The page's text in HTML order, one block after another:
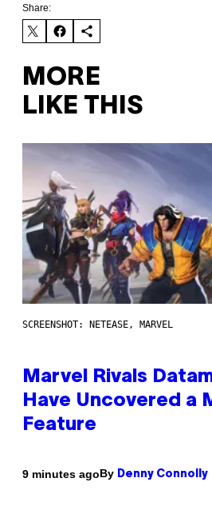
Share:
MORE
LIKE THIS
SCREENSHOT: NETEASE, MARVEL
Marvel Rivals
Have Uncovered a
Feature
9 minutes agoBy Denny Connolly